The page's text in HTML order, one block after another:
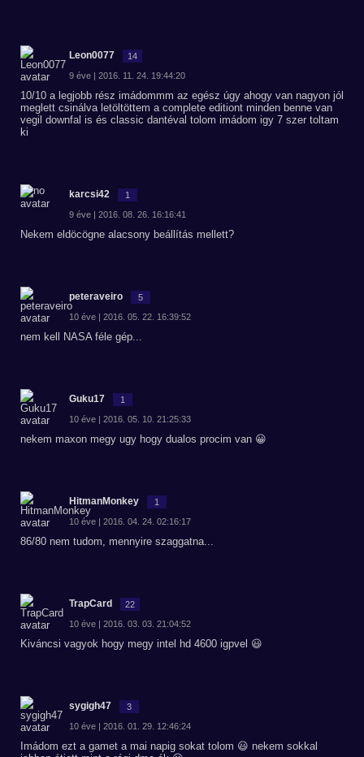
Leon0077 14
9 éve | 2016. 11. 24. 19:44:20
10/10 a legjobb rész imádommm az egész úgy ahogy van nagyon jól
meglett csinálva letöltöttem a complete editiont minden benne van
vegil downfal is és classic dantéval tolom imádom igy 7 szer toltam
ki
karcsi42 1
9 éve | 2016. 08. 26. 16:16:41
Nekem eldöcögne alacsony beállítás mellett?
peteraveiro 5
10 éve | 2016. 05. 22. 16:39:52
nem kell NASA féle gép...
Guku17 1
10 éve | 2016. 05. 10. 21:25:33
nekem maxon megy ugy hogy dualos procim van 😀
HitmanMonkey 1
10 éve | 2016. 04. 24. 02:16:17
86/80 nem tudom, mennyire szaggatna...
TrapCard 22
10 éve | 2016. 03. 03. 21:04:52
Kiváncsi vagyok hogy megy intel hd 4600 igpvel 😃
sygigh47 3
10 éve | 2016. 01. 29. 12:46:24
Imádom ezt a gamet a mai napig sokat tolom 😃 nekem sokkal